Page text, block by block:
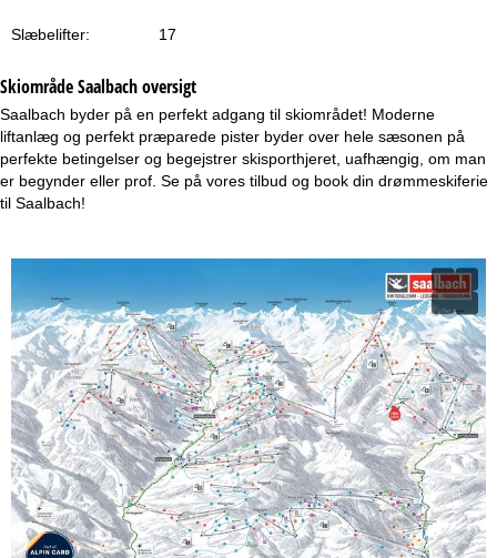
Slæbelifter: 17
Skiområde Saalbach oversigt
Saalbach byder på en perfekt adgang til skiområdet! Moderne
liftanlæg og perfekt præparede pister byder over hele sæsonen på
perfekte betingelser og begejstrer skisporthjeret, uafhængig, om man
er begynder eller prof. Se på vores tilbud og book din drømmeskiferie
til Saalbach!